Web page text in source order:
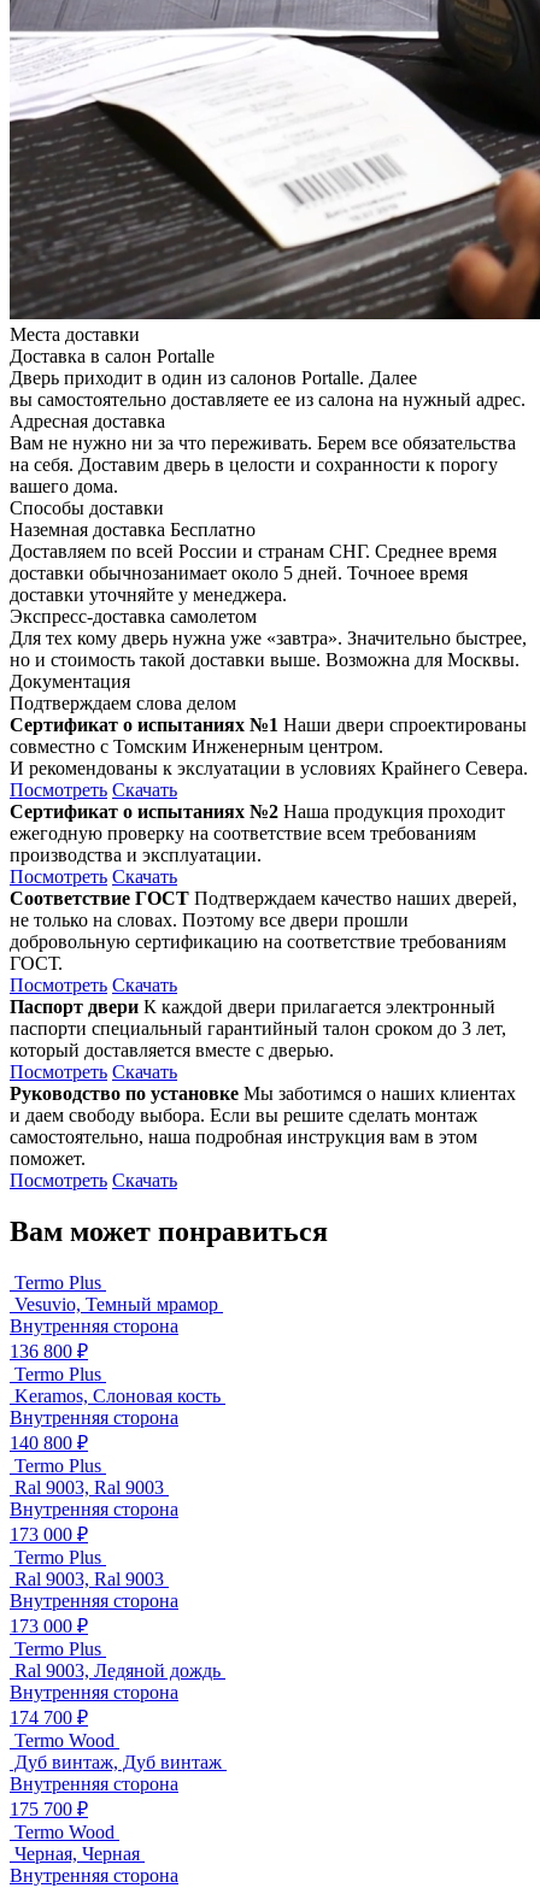
Места доставки
Доставка в салон Portalle
Дверь приходит в один из салонов Portalle. Далее
вы самостоятельно доставляете ее из салона на нужный адрес.
Адресная доставка
Вам не нужно ни за что переживать. Берем все обязательства
на себя. Доставим дверь в целости и сохранности к порогу
вашего дома.
Способы доставки
Наземная доставка Бесплатно
Доставляем по всей России и странам СНГ. Среднее время
доставки обычнозанимает около 5 дней. Точноее время
доставки уточняйте у менеджера.
Экспресс-доставка самолетом
Для тех кому дверь нужна уже «завтра». Значительно быстрее,
но и стоимость такой доставки выше. Возможна для Москвы.
Документация
Подтверждаем слова делом
Сертификат о испытаниях №1 Наши двери спроектированы
совместно с Томским Инженерным центром.
И рекомендованы к экслуатации в условиях Крайнего Севера.
Посмотреть Скачать
Сертификат о испытаниях №2 Наша продукция проходит
ежегодную проверку на соответствие всем требованиям
производства и эксплуатации.
Посмотреть Скачать
Соответствие ГОСТ Подтверждаем качество наших дверей,
не только на словах. Поэтому все двери прошли
добровольную сертификацию на соответствие требованиям
ГОСТ.
Посмотреть Скачать
Паспорт двери К каждой двери прилагается электронный
паспорти специальный гарантийный талон сроком до 3 лет,
который доставляется вместе с дверью.
Посмотреть Скачать
Руководство по установке Мы заботимся о наших клиентах
и даем свободу выбора. Если вы решите сделать монтаж
самостоятельно, наша подробная инструкция вам в этом
поможет.
Посмотреть Скачать
Вам может понравиться
Termo Plus
Vesuvio, Темный мрамор
Внутренняя сторона
136 800 ₽
Termo Plus
Keramos, Слоновая кость
Внутренняя сторона
140 800 ₽
Termo Plus
Ral 9003, Ral 9003
Внутренняя сторона
173 000 ₽
Termo Plus
Ral 9003, Ral 9003
Внутренняя сторона
173 000 ₽
Termo Plus
Ral 9003, Ледяной дождь
Внутренняя сторона
174 700 ₽
Termo Wood
Дуб винтаж, Дуб винтаж
Внутренняя сторона
175 700 ₽
Termo Wood
Черная, Черная
Внутренняя сторона